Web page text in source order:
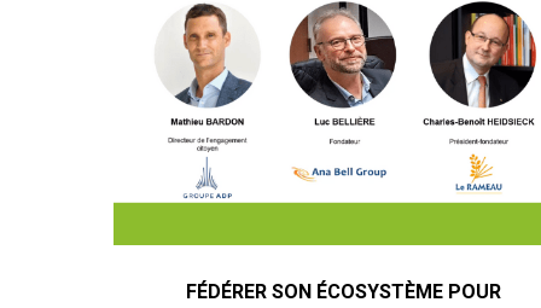
FÉDÉRER SON ÉCOSYSTÈME POUR